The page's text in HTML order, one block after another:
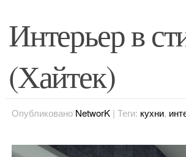
Интерьер в
(Хайтек)
Опубликовано NetworK | Теги: кухни,